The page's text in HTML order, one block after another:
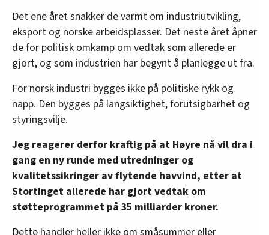
Det ene året snakker de varmt om industriutvikling,
eksport og norske arbeidsplasser. Det neste året åpner
de for politisk omkamp om vedtak som allerede er
gjort, og som industrien har begynt å planlegge ut fra.
For norsk industri bygges ikke på politiske rykk og
napp. Den bygges på langsiktighet, forutsigbarhet og
styringsvilje.
Jeg reagerer derfor kraftig på at Høyre nå vil dra i
gang en ny runde med utredninger og
kvalitetssikringer av flytende havvind, etter at
Stortinget allerede har gjort vedtak om
støtteprogrammet på 35 milliarder kroner.